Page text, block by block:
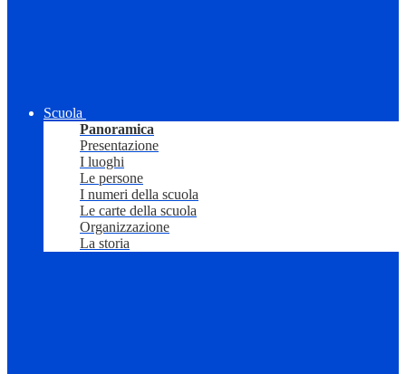
Scuola
Panoramica
Presentazione
I luoghi
Le persone
I numeri della scuola
Le carte della scuola
Organizzazione
La storia